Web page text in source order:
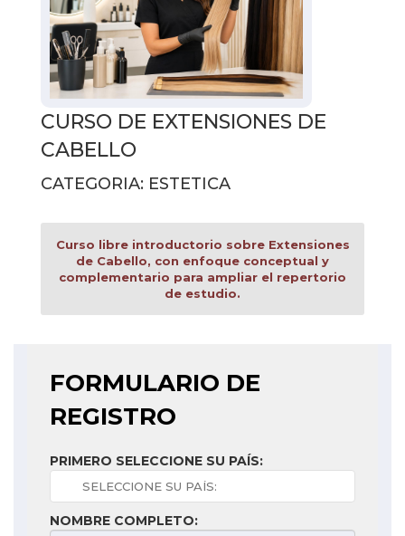
CURSO DE EXTENSIONES DE
CABELLO
CATEGORIA: ESTETICA
Curso libre introductorio sobre Extensiones
de Cabello, con enfoque conceptual y
complementario para ampliar el repertorio
de estudio.
FORMULARIO DE
REGISTRO
PRIMERO SELECCIONE SU PAÍS:
NOMBRE COMPLETO: